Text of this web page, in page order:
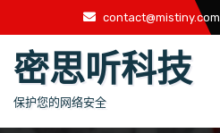
至
contact@mistiny.com
密思听科技
保护您的网络安全